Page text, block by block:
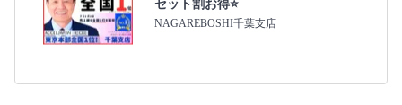
セット割お得⭐
NAGAREBOSHI千葉支店